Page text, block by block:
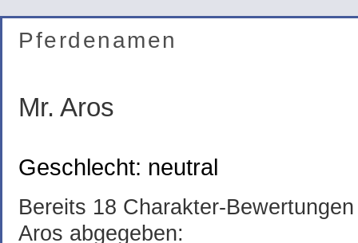
Pferdenamen
Mr. Aros
Geschlecht: neutral
Bereits 18 Charakter-
Aros abgegeben: